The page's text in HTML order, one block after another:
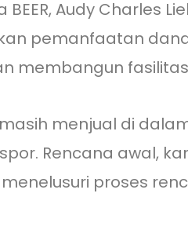
BEER, Audy Charles
pemanfaatan
membangun
menjual di
Rencana awal,
proses